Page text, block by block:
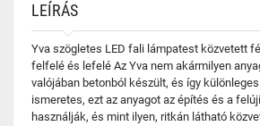
LEÍRÁS
Yva szögletes LED fali lámpatest közvetett
felfelé és lefelé Az Yva nem akármilyen
valójában betonból készült, és így
ismeretes, ezt az anyagot az építés és a
használják, és mint ilyen, ritkán látható